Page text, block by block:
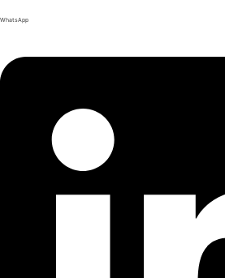
WhatsApp